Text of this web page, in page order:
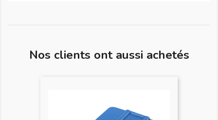
Nos clients ont aussi achetés